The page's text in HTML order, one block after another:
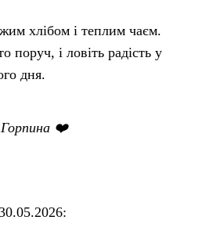
хлібом і теплим чаєм.
поруч, і ловіть радість у
дня.
❤️